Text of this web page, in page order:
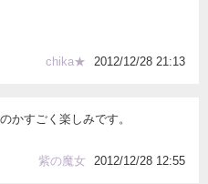
chika★
2012/12/28 21:13
かすごく楽しみです。
紫の魔女
2012/12/28 12:55